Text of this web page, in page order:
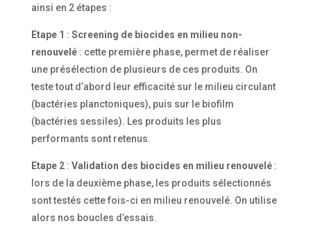
ainsi en 2 étapes :
Etape 1 : Screening de biocides en milieu non-
renouvelé : cette première phase, permet de réaliser
une présélection de plusieurs de ces produits. On
teste tout d’abord leur efficacité sur le milieu circulant
(bactéries planctoniques), puis sur le biofilm
(bactéries sessiles). Les produits les plus
performants sont retenus.
Etape 2 : Validation des biocides en milieu renouvelé :
lors de la deuxième phase, les produits sélectionnés
sont testés cette fois-ci en milieu renouvelé. On utilise
alors nos boucles d’essais.